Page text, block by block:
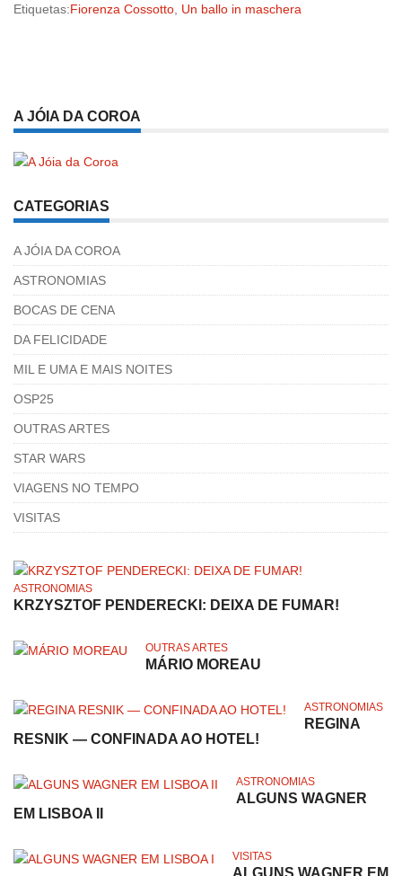
Etiquetas:Fiorenza Cossotto Un ballo in maschera
A JÓIA DA COROA
CATEGORIAS
A JÓIA DA COROA
ASTRONOMIAS
BOCAS DE CENA
DA FELICIDADE
MIL E UMA E MAIS NOITES
OSP25
OUTRAS ARTES
STAR WARS
VIAGENS NO TEMPO
VISITAS
ASTRONOMIAS
KRZYSZTOF PENDERECKI: DEIXA DE FUMAR!
OUTRAS ARTES
MÁRIO MOREAU
ASTRONOMIAS
REGINA
RESNIK — CONFINADA AO HOTEL!
ASTRONOMIAS
ALGUNS WAGNER
EM LISBOA II
VISITAS